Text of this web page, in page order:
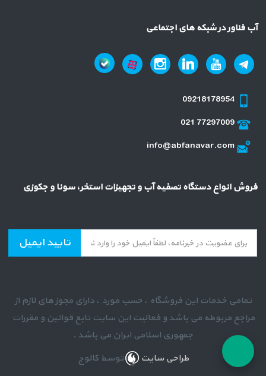
آب فناور در شبکه های اجتماعی
09218178954
021 77297009
info@abfanavar.com
فروش انواع دستگاه تصفیه آب و تجهیزات استخر، سونا و جکوزی
تایید ایمیل
تمامی خدمات این فروشگاه ، حسب مورد ، دارای مجوز های لازم از
مراجع مربوطه می باشد و فعالیت این سایت تابع قوانین و مقررات
جمهوری اسلامی ایران می باشد .
طراحی سایت
توسط کالوج